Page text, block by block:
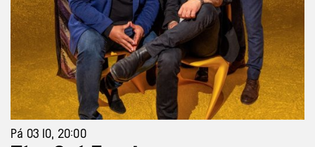
Pá 03 10, 20:00